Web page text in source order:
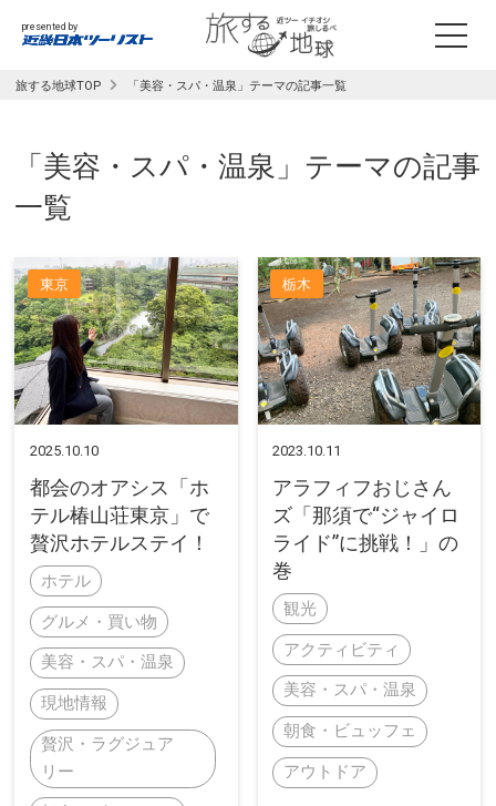
presented by
旅する地球TOP 「美容・スパ・温泉」テーマの記事一覧
「美容・スパ・温泉」テーマの記事
一覧
東京
2025.10.10
都会のオアシス「ホ
テル椿山荘東京」で
贅沢ホテルステイ！
ホテル
グルメ・買い物
美容・スパ・温泉
現地情報
贅沢・ラグジュア
リー
栃木
2023.10.11
アラフィフおじさん
ズ「那須で“ジャイロ
ライド”に挑戦！」の
巻
観光
アクティビティ
美容・スパ・温泉
朝食・ビュッフェ
アウトドア